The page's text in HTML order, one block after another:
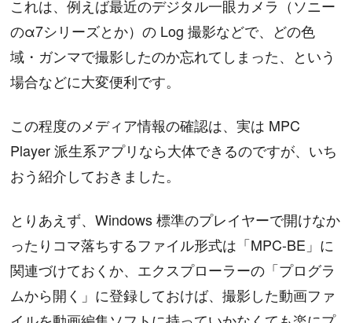
これは、例えば最近のデジタル一眼カメラ（ソニー
のα7シリーズとか）の Log 撮影などで、どの色
域・ガンマで撮影したのか忘れてしまった、という
場合などに大変便利です。
この程度のメディア情報の確認は、実は MPC
Player 派生系アプリなら大体できるのですが、いち
おう紹介しておきました。
とりあえず、Windows 標準のプレイヤーで開けなか
ったりコマ落ちするファイル形式は「MPC-BE」に
関連づけておくか、エクスプローラーの「プログラ
ムから開く」に登録しておけば、撮影した動画ファ